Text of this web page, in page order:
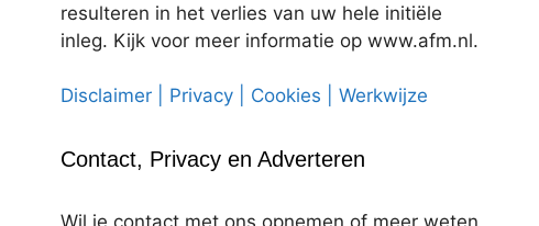
resulteren in het verlies van uw hele initiële
inleg. Kijk voor meer informatie op www.afm.nl.
Disclaimer | Privacy | Cookies | Werkwijze
Contact, Privacy en Adverteren
Wil je contact met ons opnemen of meer weten